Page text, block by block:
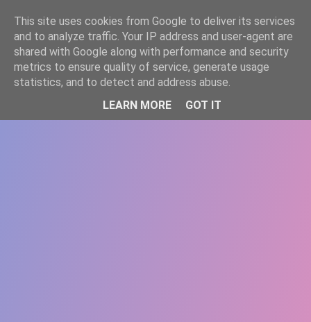
WWW.GAZISTI.RO
This site uses cookies from Google to deliver its services
and to analyze traffic. Your IP address and user-agent are
shared with Google along with performance and security
metrics to ensure quality of service, generate usage
statistics, and to detect and address abuse.
LEARN MORE
GOT IT